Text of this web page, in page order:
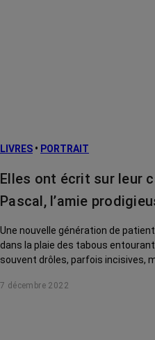
LIVRES • PORTRAIT
Elles ont écrit sur leur
Pascal, l’amie
Une nouvelle génération de
dans la plaie des tabous
souvent drôles, parfois incisives,
7 décembre 2022